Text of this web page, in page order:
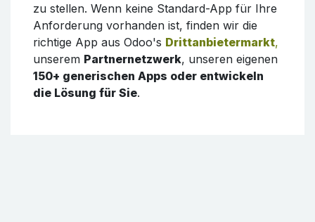
zu stellen. Wenn keine Standard-App für Ihre
Anforderung vorhanden ist, finden wir die
richtige App aus Odoo's Drittanbietermarkt,
unserem Partnernetzwerk, unseren eigenen
150+ generischen Apps oder entwickeln
die Lösung für Sie.